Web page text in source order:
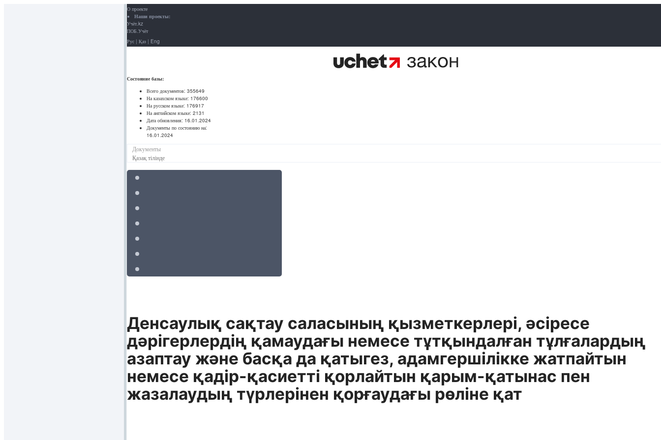
О проекте
Наши проекты:
Учёт.kz
ПОБ.Учёт
Рус | Қаз | Eng
Состояние базы:
Всего документов: 355649
На казахском языке: 176600
На русском языке: 176917
На английском языке: 2131
Дата обновления: 16.01.2024
Документы по состоянию на:
16.01.2024
Документы
Қазақ тілінде
Денсаулық сақтау саласының қызметкерлері, әсіресе
дәрігерлердің қамаудағы немесе тұтқындалған тұлғалардың
азаптау және басқа да қатыгез, адамгершілікке жатпайтын
немесе қадір-қасиетті қорлайтын қарым-қатынас пен
жазалаудың түрлерінен қорғаудағы рөліне қат